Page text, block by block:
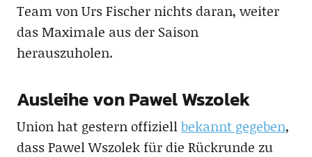
Team von Urs Fischer nichts daran, weiter
das Maximale aus der Saison
herauszuholen.
Ausleihe von Pawel Wszolek
Union hat gestern offiziellbekannt gegeben,
dass Pawel Wszolek für die Rückrunde zu